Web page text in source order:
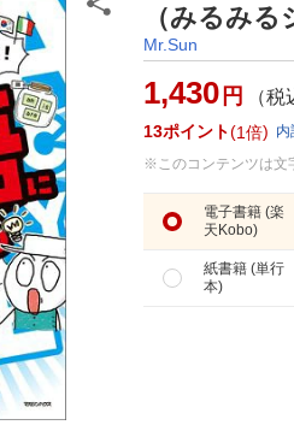
（みるみ
Mr.Sun
1,430 円 （税
13ポイント 1倍
内
※このコンテンツは文
電子書籍 (楽
天Kobo)
紙書籍 (単行
本)